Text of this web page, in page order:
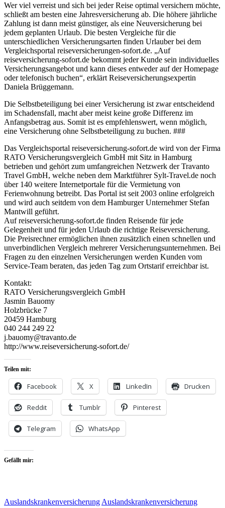
Wer viel verreist und sich bei jeder Reise optimal versichern möchte,
schließt am besten eine Jahresversicherung ab. Die höhere jährliche
Zahlung ist dann meist günstiger, als eine Neuversicherung bei
jedem geplanten Urlaub. Die besten Vergleiche für die
unterschiedlichen Versicherungsarten finden Urlauber bei dem
Vergleichsportal reiseversicherungen-sofort.de. „Auf
reiseversicherung-sofort.de bekommt jeder Kunde sein individuelles
Versicherungsangebot und kann dieses entweder auf der Homepage
oder telefonisch buchen“, erklärt Reiseversicherungsexpertin
Daniela Brüggemann.
Die Selbstbeteiligung bei einer Versicherung ist zwar entscheidend
im Schadensfall, macht aber meist keine große Differenz im
Anfangsbetrag aus. Somit ist es empfehlenswert, wenn möglich,
eine Versicherung ohne Selbstbeteiligung zu buchen. ###
Das Vergleichsportal reiseversicherung-sofort.de wird von der Firma
RATO Versicherungsvergleich GmbH mit Sitz in Hamburg
betrieben und gehört zum umfangreichen Netzwerk der Travanto
Travel GmbH, welche neben dem Marktführer Sylt-Travel.de noch
über 140 weitere Internetportale für die Vermietung von
Ferienwohnung betreibt. Das Portal ist seit 2003 online erfolgreich
und wird auch seitdem von dem Hamburger Unternehmer Stefan
Mantwill geführt.
Auf reiseversicherung-sofort.de finden Reisende für jede
Gelegenheit und für jeden Urlaub die richtige Reiseversicherung.
Die Preisrechner ermöglichen ihnen zusätzlich einen schnellen und
unverbindlichen Vergleich mehrerer Versicherungsunternehmen. Bei
Fragen zu den einzelnen Versicherungen werden Kunden vom
Service-Team beraten, das jeden Tag zum Ortstarif erreichbar ist.
Kontakt:
RATO Versicherungsvergleich GmbH
Jasmin Bauomy
Holzbrücke 7
20459 Hamburg
040 244 249 22
j.bauomy@travanto.de
http://www.reiseversicherung-sofort.de/
Teilen mit:
Facebook X LinkedIn Drucken
Reddit Tumblr Pinterest
Telegram WhatsApp
Gefällt mir:
Auslandskrankenversicherung Auslandskrankenversicherung